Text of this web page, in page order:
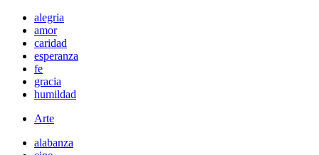
alegria
amor
caridad
esperanza
fe
gracia
humildad
Arte
alabanza